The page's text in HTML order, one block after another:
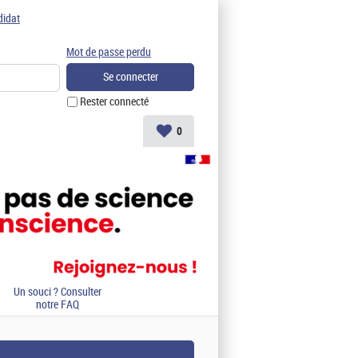
Rester connecté
Mot de passe perdu
0
Un souci ? Consulter
notre FAQ